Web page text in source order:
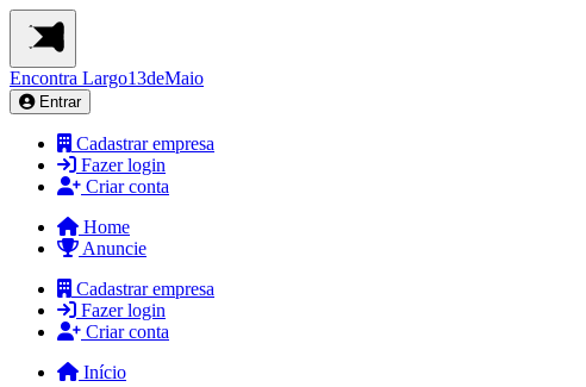
Encontra Largo13deMaio
Entrar
Cadastrar empresa
Fazer login
Criar conta
Home
Anuncie
Cadastrar empresa
Fazer login
Criar conta
Início